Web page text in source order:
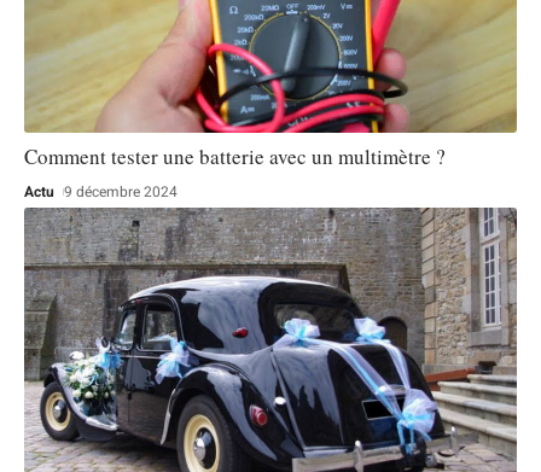
Comment tester une batterie avec un multimètre ?
Actu 9 décembre 2024